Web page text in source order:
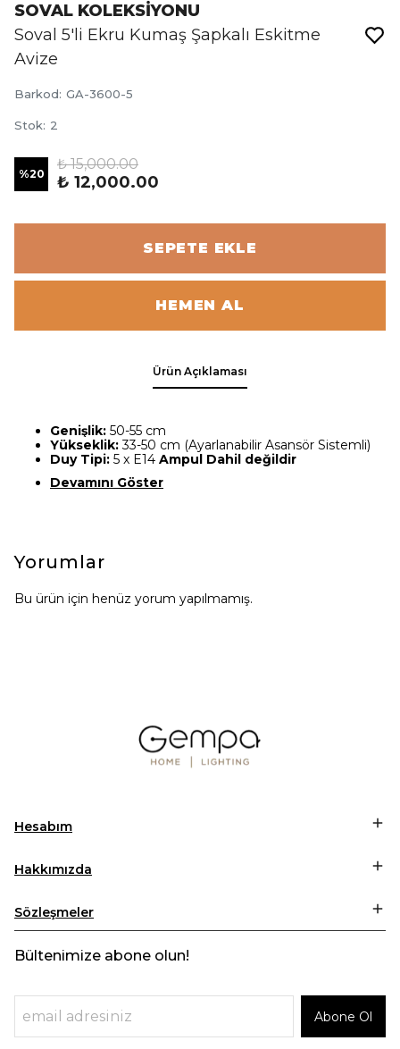
SOVAL KOLEKSİYONU
Soval 5'li Ekru Kumaş Şapkalı Eskitme
Avize
Barkod: GA-3600-5
Stok: 2
%20
₺ 15,000.00
₺ 12,000.00
SEPETE EKLE
HEMEN AL
Ürün Açıklaması
Genişlik: 50-55 cm
Yükseklik:33-50 cm (Ayarlanabilir Asansör Sistemli)
Duy Tipi: 5 x E14 Ampul Dahil değildir
Devamını Göster
Yorumlar
Bu ürün için henüz yorum yapılmamış.
Hesabım
Hakkımızda
Sözleşmeler
Bültenimize abone olun!
Abone Ol